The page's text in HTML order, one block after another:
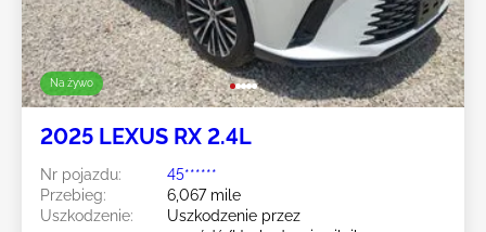
Na żywo
2025 LEXUS RX 2.4L
Nr pojazdu:
45******
Przebieg:
6,067 mile
Uszkodzenie:
Uszkodzenie przez